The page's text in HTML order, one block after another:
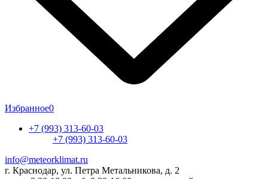
Избранное0
+7 (993) 313-60-03
+7 (993) 313-60-03
info@meteorklimat.ru
г. Краснодар, ул. Петра Метальникова, д. 2